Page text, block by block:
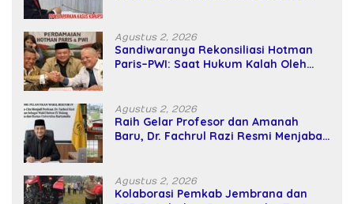
Agustus 2, 2026
Sandiwaranya Rekonsiliasi Hotman
Paris–PWI: Saat Hukum Kalah Oleh
Agustus 2, 2026
Raih Gelar Profesor dan Amanah
Baru, Dr. Fachrul Razi Resmi Menjabat
Agustus 2, 2026
Kolaborasi Pemkab Jembrana dan